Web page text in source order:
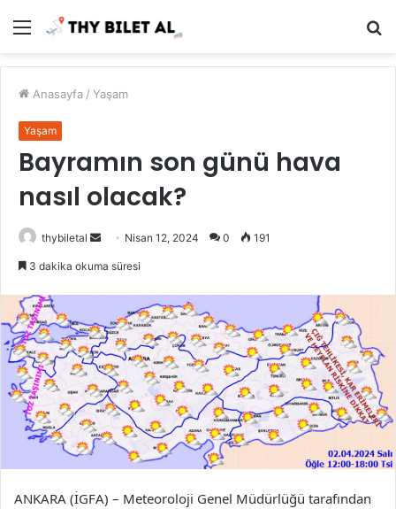
Menü
Anasayfa / Yaşam
Yaşam
Bayramın son günü hava
nasıl olacak?
thybiletal
Bir
göndermek
Nisan 12, 2024 0 191
3 dakika okuma süresi
ANKARA (İGFA) – Meteoroloji Genel Müdürlüğü tarafından